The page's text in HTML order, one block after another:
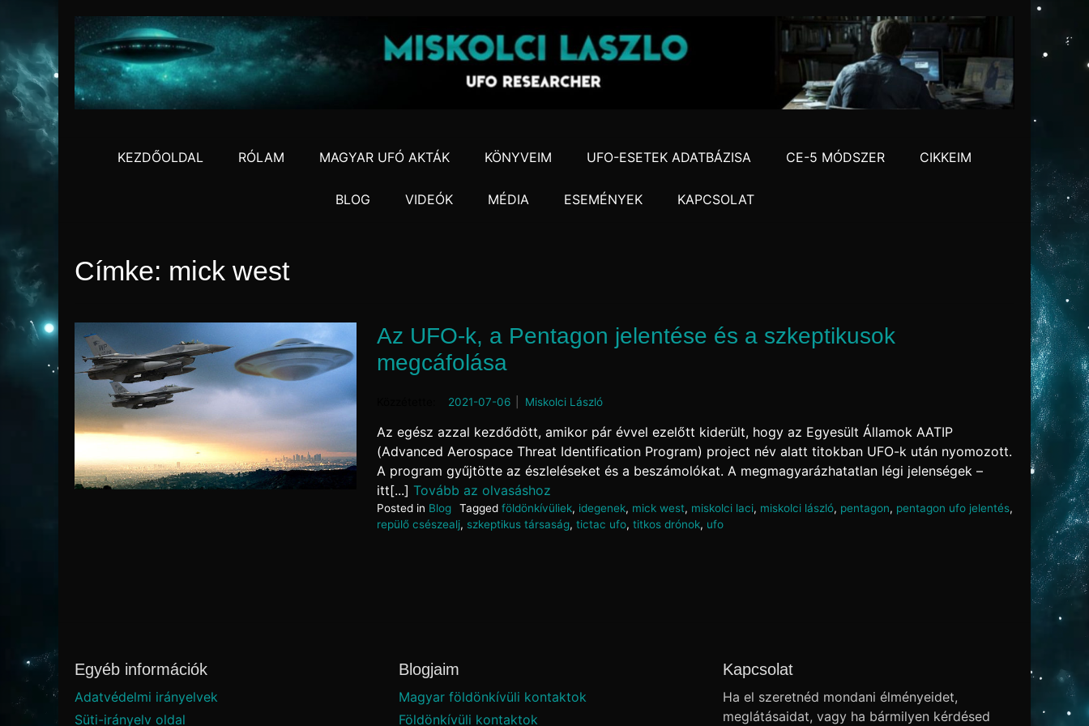
content
KEZDŐOLDAL RÓLAM MAGYAR UFÓ AKTÁK KÖNYVEIM UFO-ESETEK ADATBÁZISA CE-5 MÓDSZER CIKKEIM
BLOG VIDEÓK MÉDIA ESEMÉNYEK KAPCSOLAT
Címke: mick west
Az UFO-k, a Pentagon jelentése és a szkeptikusok
megcáfolása
2021-07-06by Miskolci László
Az egész azzal kezdődött, amikor pár évvel ezelőtt kiderült, hogy az Egyesült Államok AATIP
(Advanced Aerospace Threat Identification Program) project név alatt titokban UFO-k után nyomozott.
A program gyűjtötte az észleléseket és a beszámolókat. A megmagyarázhatatlan légi jelenségek –
itt[...] Tovább az olvasáshoz
Posted in Blog Tagged földönkívüliek, idegenek, mick west, miskolci laci, miskolci lászló, pentagon, pentagon ufo jelentés,
repülő csészealj, szkeptikus társaság, tictac ufo, titkos drónok, ufo
Egyéb információk
Adatvédelmi irányelvek
Süti-irányelv oldal
Blogjaim
Magyar földönkívüli kontaktok
Földönkívüli kontaktok
Kapcsolat
Ha el szeretnéd mondani élményeidet,
meglátásaidat, vagy ha bármilyen kérdésed